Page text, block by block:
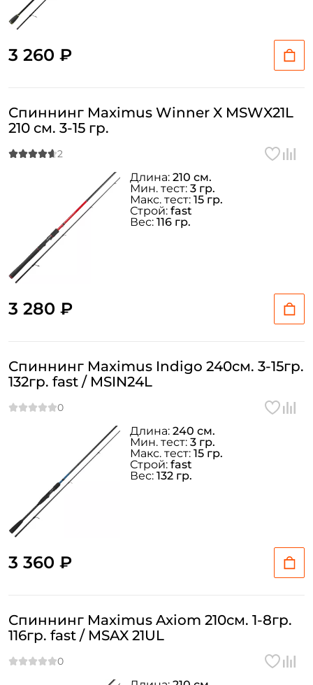
3 260 ₽
Спиннинг Maximus Winner X MSWX21L
210 см. 3-15 гр.
3 280 ₽
Длина: 210 см.
Мин. тест: 3 гр.
Макс. тест: 15 гр.
Строй: fast
Вес: 116 гр.
Спиннинг Maximus Indigo 240см. 3-15гр.
132гр. fast / MSIN24L
3 360 ₽
Длина: 240 см.
Мин. тест: 3 гр.
Макс. тест: 15 гр.
Строй: fast
Вес: 132 гр.
Спиннинг Maximus Axiom 210см. 1-8гр.
116гр. fast / MSAX 21UL
Создать аккаунт